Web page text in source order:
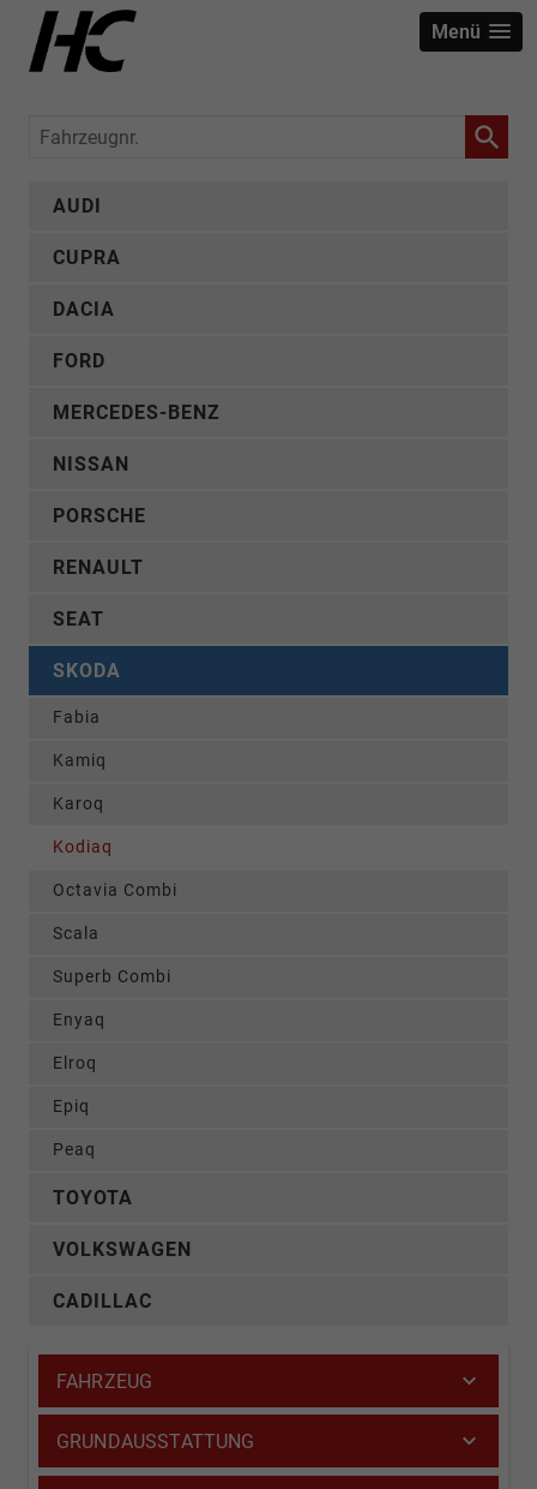
Menü
Fahrzeugnr.
AUDI
CUPRA
DACIA
FORD
MERCEDES-BENZ
NISSAN
PORSCHE
RENAULT
SEAT
SKODA
Fabia
Kamiq
Karoq
Kodiaq
Octavia Combi
Scala
Superb Combi
Enyaq
Elroq
Epiq
Peaq
TOYOTA
VOLKSWAGEN
CADILLAC
FAHRZEUG
GRUNDAUSSTATTUNG